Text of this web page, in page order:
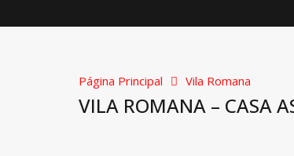
Página Principal Vila Romana
VILA ROMANA – CASA